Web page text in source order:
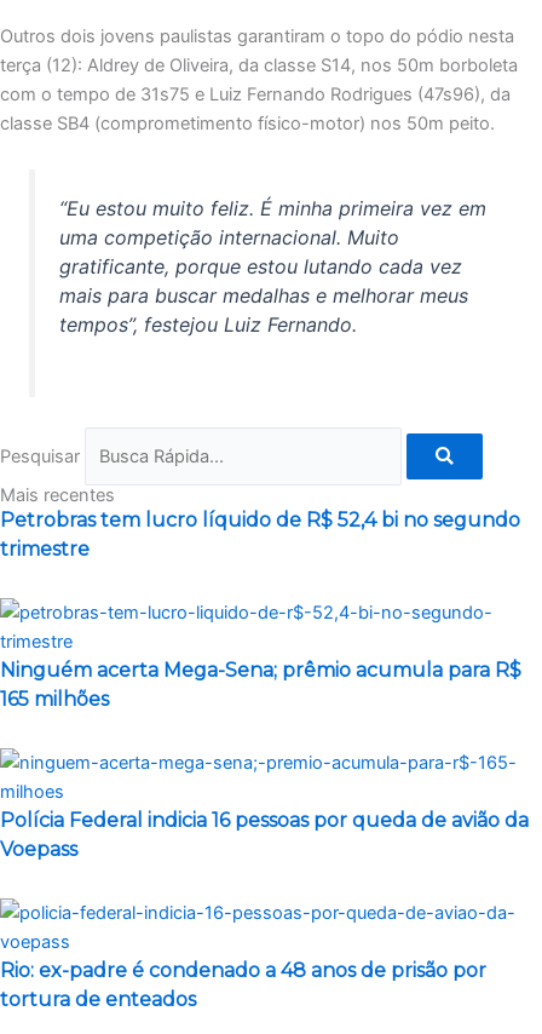
Outros dois jovens paulistas garantiram o topo do pódio nesta
terça (12): Aldrey de Oliveira, da classe S14, nos 50m borboleta
com o tempo de 31s75 e Luiz Fernando Rodrigues (47s96), da
classe SB4 (comprometimento físico-motor) nos 50m peito.
“Eu estou muito feliz. É minha primeira vez em
uma competição internacional. Muito
gratificante, porque estou lutando cada vez
mais para buscar medalhas e melhorar meus
tempos”, festejou Luiz Fernando.
Pesquisar
Mais recentes
Petrobras tem lucro líquido de R$ 52,4 bi no segundo
trimestre
Ninguém acerta Mega-Sena; prêmio acumula para R$
165 milhões
Polícia Federal indicia 16 pessoas por queda de avião da
Voepass
Rio: ex-padre é condenado a 48 anos de prisão por
tortura de enteados